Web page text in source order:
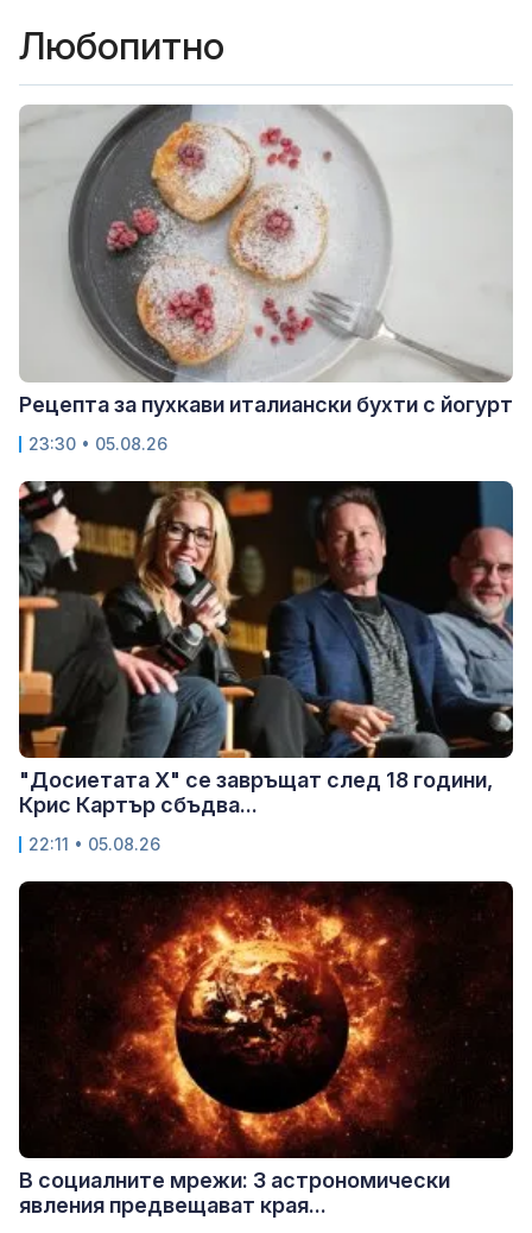
Любопитно
Рецепта за пухкави италиански бухти с йогурт
23:30 • 05.08.26
"Досиетата Х" се завръщат след 18 години,
Крис Картър сбъдва...
22:11 • 05.08.26
В социалните мрежи: 3 астрономически
явления предвещават края...